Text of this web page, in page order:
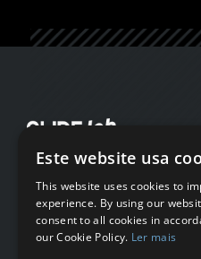
Casos de estudo
Método
Serviços
Portfólio
Este website usa
This website uses cookies to
experience. By using our
consent to all cookies in
our Cookie Policy. Ler mais